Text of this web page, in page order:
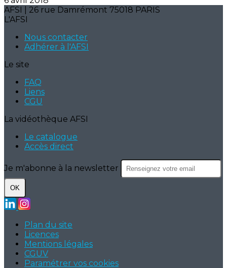
AFSI | 26 rue Damrémont 75018 PARIS
L'AFSI
Nous contacter
Adhérer à l'AFSI
Le site
FAQ
Liens
CGU
La vidéothèque AFSI
Le catalogue
Accès direct
Je m'abonne à la newsletter
OK
Plan du site
Licences
Mentions légales
CGUV
Paramétrer vos cookies